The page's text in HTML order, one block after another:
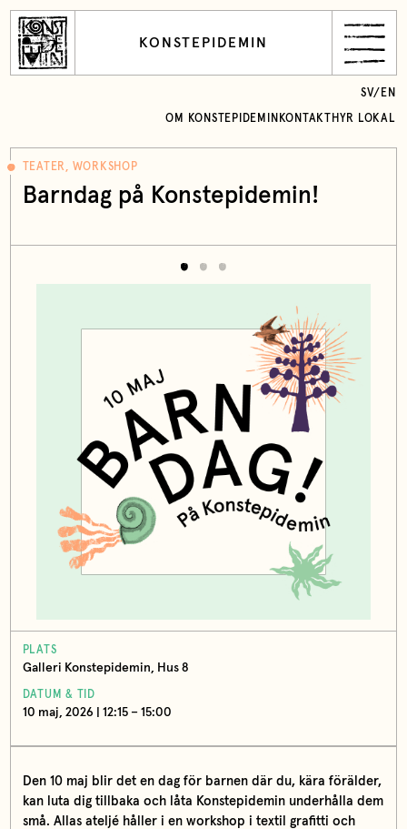
KONSTEPIDEMIN
OM KONSTEPIDEMIN KONTAKT HYR LOKAL
SV/ EN
TEATER, WORKSHOP
Barndag på Konstepidemin!
PLATS
Galleri Konstepidemin, Hus 8
DATUM & TID
10 maj, 2026 | 12:15 – 15:00
Den 10 maj blir det en dag för barnen där du, kära förälder,
kan luta dig tillbaka och låta Konstepidemin underhålla dem
små. Allas ateljé håller i en workshop i textil grafitti och